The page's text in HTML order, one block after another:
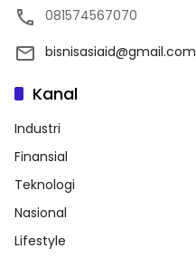
081574567070
bisnisasiaid@gmail.com
Kanal
Industri
Finansial
Teknologi
Nasional
Lifestyle